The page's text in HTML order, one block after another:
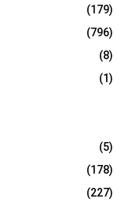
(179)
(796)
(8)
(1)
(5)
(178)
(227)